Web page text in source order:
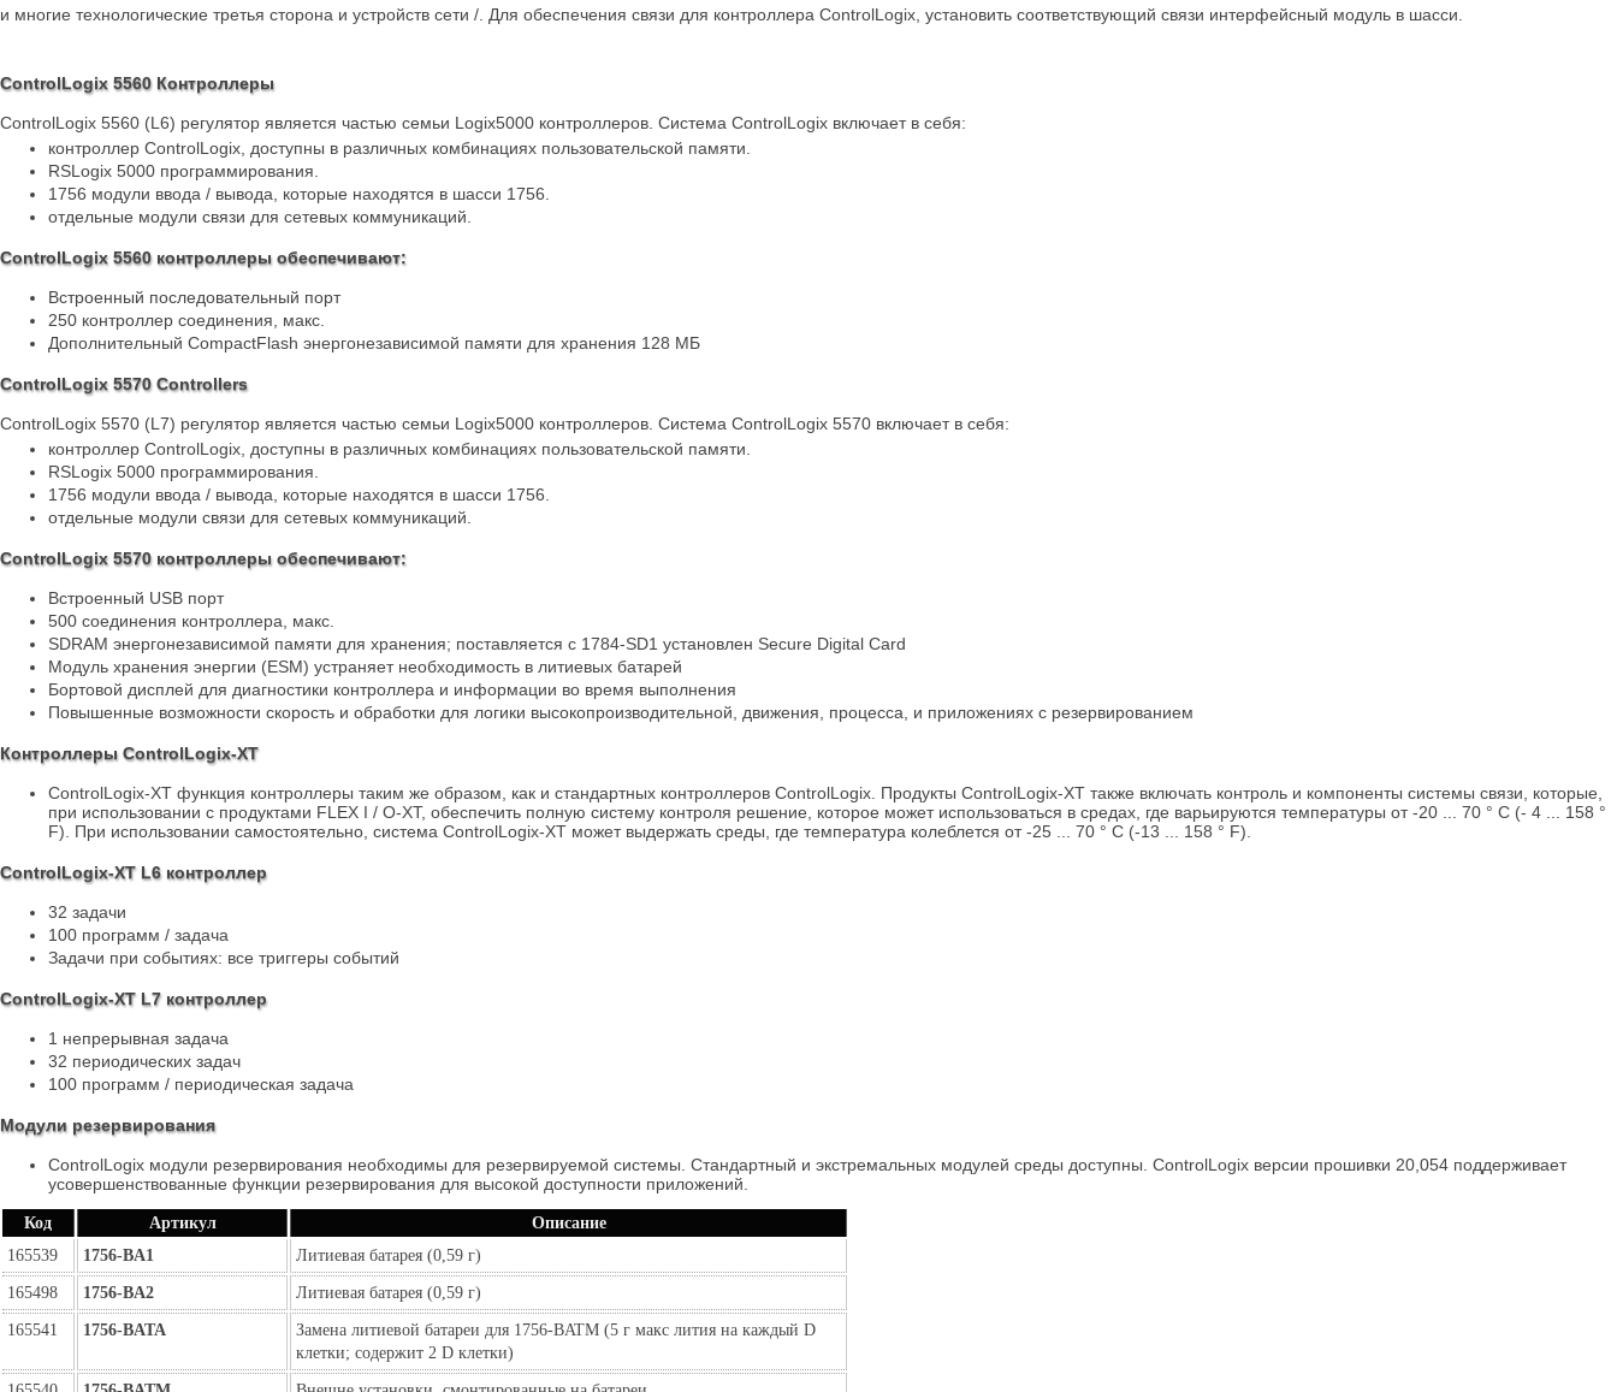
и многие технологические третья сторона и устройств сети /. Для обеспечения связи для контроллера ControlLogix, установить соответствующий связи интерфейсный модуль в шасси.
ControlLogix 5560 Контроллеры
ControlLogix 5560 (L6) регулятор является частью семьи Logix5000 контроллеров. Система ControlLogix включает в себя:
контроллер ControlLogix, доступны в различных комбинациях пользовательской памяти.
RSLogix 5000 программирования.
1756 модули ввода / вывода, которые находятся в шасси 1756.
отдельные модули связи для сетевых коммуникаций.
ControlLogix 5560 контроллеры обеспечивают:
Встроенный последовательный порт
250 контроллер соединения, макс.
Дополнительный CompactFlash энергонезависимой памяти для хранения 128 МБ
ControlLogix 5570 Controllers
ControlLogix 5570 (L7) регулятор является частью семьи Logix5000 контроллеров. Система ControlLogix 5570 включает в себя:
контроллер ControlLogix, доступны в различных комбинациях пользовательской памяти.
RSLogix 5000 программирования.
1756 модули ввода / вывода, которые находятся в шасси 1756.
отдельные модули связи для сетевых коммуникаций.
ControlLogix 5570 контроллеры обеспечивают:
Встроенный USB порт
500 соединения контроллера, макс.
SDRAM энергонезависимой памяти для хранения; поставляется с 1784-SD1 установлен Secure Digital Card
Модуль хранения энергии (ESM) устраняет необходимость в литиевых батарей
Бортовой дисплей для диагностики контроллера и информации во время выполнения
Повышенные возможности скорость и обработки для логики высокопроизводительной, движения, процесса, и приложениях с резервированием
Контроллеры ControlLogix-XT
ControlLogix-XT функция контроллеры таким же образом, как и стандартных контроллеров ControlLogix. Продукты ControlLogix-XT также включать контроль и компоненты системы связи, которые,
при использовании с продуктами FLEX I / O-XT, обеспечить полную систему контроля решение, которое может использоваться в средах, где варьируются температуры от -20 ... 70 ° C (- 4 ... 158 °
F). При использовании самостоятельно, система ControlLogix-XT может выдержать среды, где температура колеблется от -25 ... 70 ° C (-13 ... 158 ° F).
ControlLogix-XT L6 контроллер
32 задачи
100 программ / задача
Задачи при событиях: все триггеры событий
ControlLogix-XT L7 контроллер
1 непрерывная задача
32 периодических задач
100 программ / периодическая задача
Модули резервирования
ControlLogix модули резервирования необходимы для резервируемой системы. Стандартный и экстремальных модулей среды доступны. ControlLogix версии прошивки 20,054 поддерживает
усовершенствованные функции резервирования для высокой доступности приложений.
Код Артикул
Описание
165539
1756-BA1 Литиевая батарея (0,59 г)
165498 1756-BA2 Литиевая батарея (0,59 г)
165541 1756-BATA
Замена литиевой батареи для 1756-BATM (5 г макс лития на каждый D
клетки; содержит 2 D клетки)